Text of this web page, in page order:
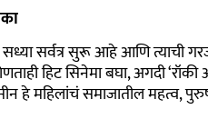
सध्या सर्वत्र सुरू आहे आणि त्याची
हिट सिनेमा बघा,अगदी‘रॉकी
हे महिलांचं समाजातील महत्व,